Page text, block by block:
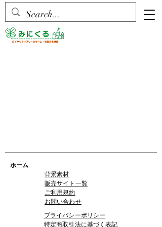
ホーム
背景素材
販売サイト一覧
ご利用規約
お問い合わせ
プライバシーポリシー
特定商取引法に基づく表記